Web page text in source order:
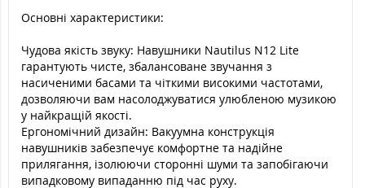
Основні характеристики:
Чудова якість звуку: Навушники Nautilus N12 Lite
гарантують чисте, збалансоване звучання з
насиченими басами та чіткими високими частотами,
дозволяючи вам насолоджуватися улюбленою музикою
у найкращій якості.
Ергономічний дизайн: Вакуумна конструкція
навушників забезпечує комфортне та надійне
прилягання, ізолюючи сторонні шуми та запобігаючи
випадковому випаданню під час руху.